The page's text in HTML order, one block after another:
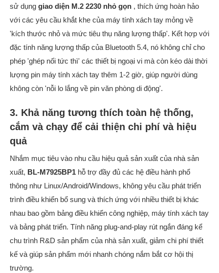
sử dụng giao diện M.2 2230 nhỏ gọn , thích ứng hoàn hảo
với các yêu cầu khắt khe của máy tính xách tay mỏng về
'kích thước nhỏ và mức tiêu thụ năng lượng thấp'. Kết hợp với
đặc tính năng lượng thấp của Bluetooth 5.4, nó không chỉ cho
phép 'ghép nối tức thì' các thiết bị ngoại vi mà còn kéo dài thời
lượng pin máy tính xách tay thêm 1-2 giờ, giúp người dùng
không còn 'nỗi lo lắng về pin văn phòng di động'.
3. Khả năng tương thích toàn hệ thống,
cắm và chạy để cải thiện chi phí và hiệu
quả
Nhắm mục tiêu vào nhu cầu hiệu quả sản xuất của nhà sản
xuất, BL-M7925BP1 hỗ trợ đầy đủ các hệ điều hành phổ
thông như Linux/Android/Windows, không yêu cầu phát triển
trình điều khiển bổ sung và thích ứng với nhiều thiết bị khác
nhau bao gồm bảng điều khiển công nghiệp, máy tính xách tay
và bảng phát triển. Tính năng plug-and-play rút ngắn đáng kể
chu trình R&D sản phẩm của nhà sản xuất, giảm chi phí thiết
kế và giúp sản phẩm mới nhanh chóng nắm bắt cơ hội thị
trường.